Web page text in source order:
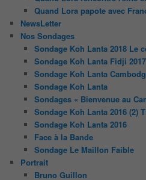
Quand Lora papote avec
NewsLetter
Nos Sondages
Sondage Koh Lanta 2018 Le
Sondage Koh Lanta Fidji 2017
Sondage Koh Lanta
Sondage Koh Lanta
Sondages « Bienvenue au
Sondage Koh Lanta 2016 (2)
Sondage Koh Lanta 2016
Face à la Bande
Sondage Le Maillon Faible
Portrait
Bruno Guillon